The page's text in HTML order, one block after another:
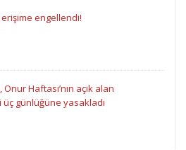
engellendi!
Haftası’nın açık alan
günlüğüne yasakladı